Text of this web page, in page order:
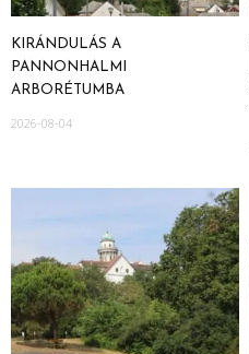
KIRÁNDULÁS A
PANNONHALMI
ARBORÉTUMBA
2026-08-04